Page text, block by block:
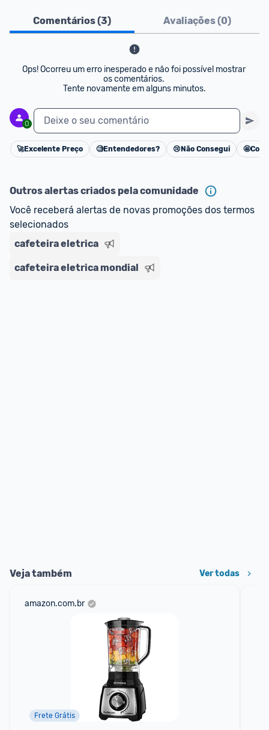
Comentários (3) Avaliações (0)
Ops! Ocorreu um erro inesperado e não foi possível mostrar
os comentários.
Tente novamente em alguns minutos.
0 Deixe o seu comentário
Cancelar
🚀Excelente Preço 🧐Entendedores? 😢 Não Consegui 🤩
Outros alertas criados pela comunidade
Você receberá alertas de novas promoções dos termos
selecionados
cafeteira eletrica
cafeteira eletrica mondial
Veja também Ver todas
amazon.com.br
Frete Grátis